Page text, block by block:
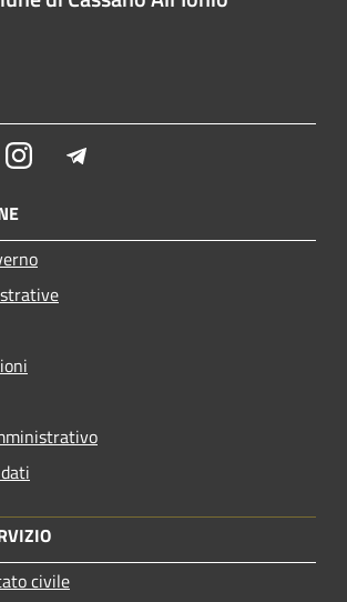
Instagram
civile